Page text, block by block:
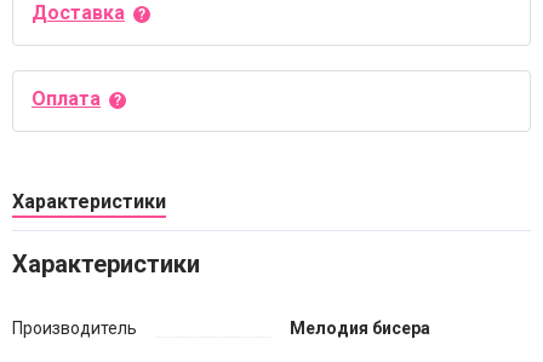
Доставка
Оплата
Характеристики
Характеристики
Производитель Мелодия бисера